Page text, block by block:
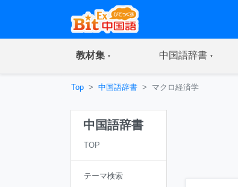
教材集(current) 中国語辞書(current)
Top 中国語辞書 マクロ経済学
中国語辞書
TOP
テーマ検索